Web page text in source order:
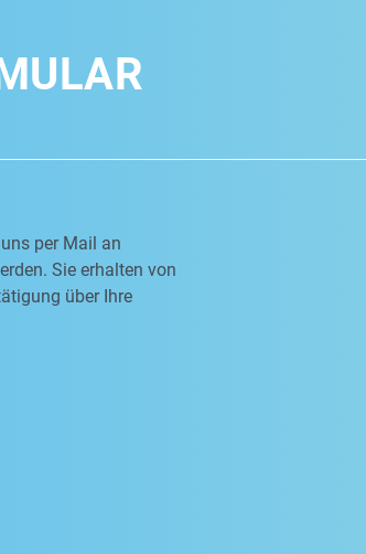
per Mail an
Sie erhalten von
über Ihre